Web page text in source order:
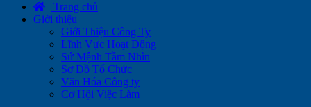
Trang chủ
Giới thiệu
Giới Thiệu Công Ty
Lĩnh Vực Hoạt Động
Sứ Mệnh Tầm Nhìn
Sơ Đồ Tổ Chức
Văn Hóa Công ty
Cơ Hội Việc Làm